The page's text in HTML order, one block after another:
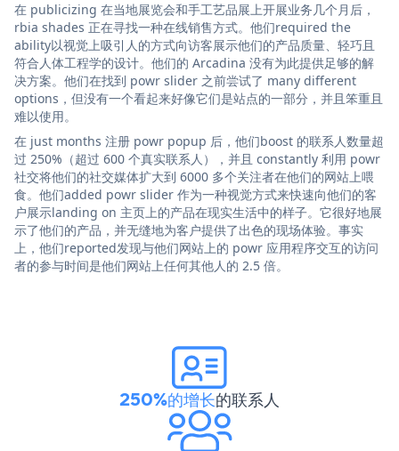
在 publicizing 在当地展览会和手工艺品展上开展业务几个月后，
rbia shades 正在寻找一种在线销售方式。他们required the
ability以视觉上吸引人的方式向访客展示他们的产品质量、轻巧且
符合人体工程学的设计。他们的 Arcadina 没有为此提供足够的解
决方案。他们在找到 powr slider 之前尝试了 many different
options，但没有一个看起来好像它们是站点的一部分，并且笨重且
难以使用。
在 just months 注册 powr popup 后，他们boost 的联系人数量超
过 250%（超过 600 个真实联系人），并且 constantly 利用 powr
社交将他们的社交媒体扩大到 6000 多个关注者在他们的网站上喂
食。他们added powr slider 作为一种视觉方式来快速向他们的客
户展示landing on 主页上的产品在现实生活中的样子。它很好地展
示了他们的产品，并无缝地为客户提供了出色的现场体验。事实
上，他们reported发现与他们网站上的 powr 应用程序交互的访问
者的参与时间是他们网站上任何其他人的 2.5 倍。
250%的增长的联系人